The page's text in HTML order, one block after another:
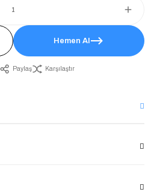
Hemen Al
Paylaş Karşılaştır